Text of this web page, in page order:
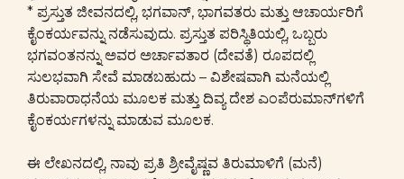
* ಪ್ರಸ್ತುತ ಜೀವನದಲ್ಲಿ, ಭಗವಾನ್, ಭಾಗವತರು ಮತ್ತು ಆಚಾರ್ಯರಿಗೆ
ಕೈಂಕರ್ಯವನ್ನು ನಡೆಸುವುದು. ಪ್ರಸ್ತುತ ಪರಿಸ್ಥಿತಿಯಲ್ಲಿ, ಒಬ್ಬರು
ಭಗವಂತನನ್ನು ಅವರ ಅರ್ಚಾವತಾರ (ದೇವತೆ) ರೂಪದಲ್ಲಿ
ಸುಲಭವಾಗಿ ಸೇವೆ ಮಾಡಬಹುದು – ವಿಶೇಷವಾಗಿ ಮನೆಯಲ್ಲಿ
ತಿರುವಾರಾಧನೆಯ ಮೂಲಕ ಮತ್ತು ದಿವ್ಯ ದೇಶ ಎಂಪೆರುಮಾನ್‌ಗಳಿಗೆ
ಕೈಂಕರ್ಯಗಳನ್ನು ಮಾಡುವ ಮೂಲಕ.
ಈ ಲೇಖನದಲ್ಲಿ, ನಾವು ಪ್ರತಿ ಶ್ರೀವೈಷ್ಣವ ತಿರುಮಾಳಿಗೆ (ಮನೆ)